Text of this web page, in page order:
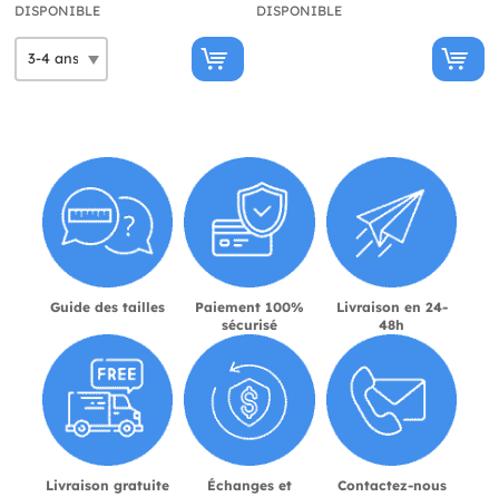
DISPONIBLE DISPONIBLE
Guide des tailles
Paiement 100%
sécurisé
Livraison en 24-
48h
Livraison gratuite
Échanges et
Contactez-nous